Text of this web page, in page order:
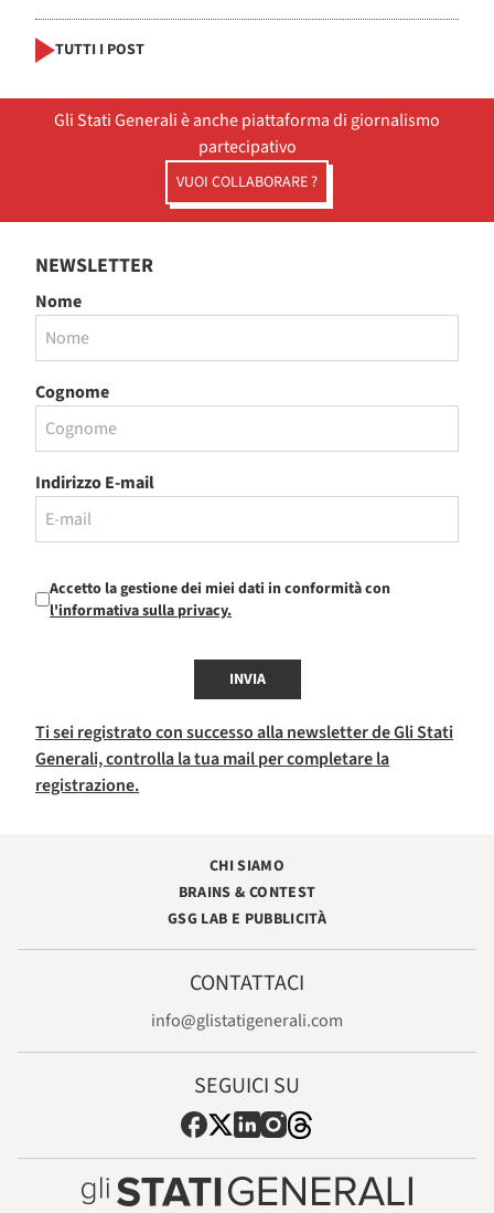
TUTTI I POST
Gli Stati Generali è anche piattaforma di giornalismo
partecipativo
VUOI COLLABORARE ?
NEWSLETTER
Nome
Cognome
Indirizzo E-mail
Accetto la gestione dei miei dati in conformità con
l'informativa sulla privacy.
INVIA
Ti sei registrato con successo alla newsletter de Gli Stati
Generali, controlla la tua mail per completare la
registrazione.
CHI SIAMO
BRAINS & CONTEST
GSG LAB E PUBBLICITÀ
CONTATTACI
info@glistatigenerali.com
SEGUICI SU